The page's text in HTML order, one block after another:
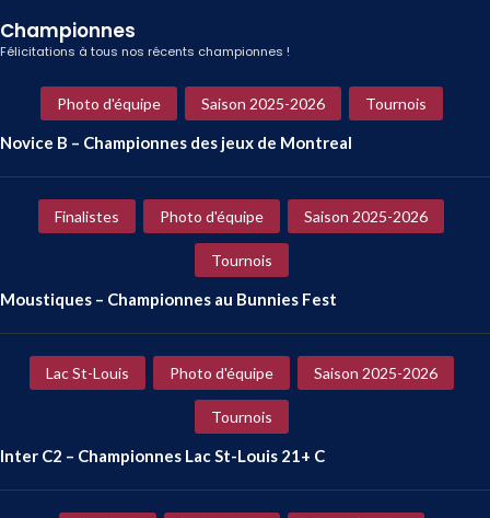
Championnes
Félicitations à tous nos récents championnes !
Photo d'équipe Saison 2025-2026 Tournois
Novice B – Championnes des jeux de Montreal
Finalistes Photo d'équipe Saison 2025-2026
Tournois
Moustiques – Championnes au Bunnies Fest
Lac St-Louis Photo d'équipe Saison 2025-2026
Tournois
Inter C2 – Championnes Lac St-Louis 21+ C